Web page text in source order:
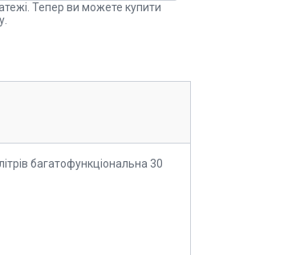
Тепер ви можете купити
багатофункціональна 30